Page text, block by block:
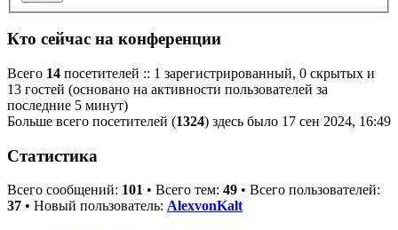
Кто сейчас на конференции
Всего 14 посетителей :: 1 зарегистрированный, 0 скрытых и
13 гостей (основано на активности пользователей за
последние 5 минут)
Больше всего посетителей (1324) здесь было 17 сен 2024, 16:49
Статистика
Всего сообщений: 101 • Всего тем: 49 • Всего пользователей:
37 • Новый пользователь: AlexvonKalt